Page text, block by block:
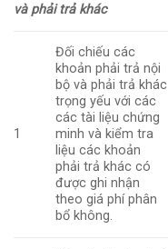
và phải trả khác
1
Đối chiếu các
khoản phải trả nội
bộ và phải trả khác
trọng yếu với các
các tài liệu chứng
minh và kiểm tra
liệu các khoản
phải trả khác có
được ghi nhận
theo giá phí phân
bổ không.